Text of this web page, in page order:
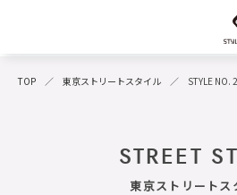
TOP 東京ストリートスタイル STYLE
STREET
東京ストリートス